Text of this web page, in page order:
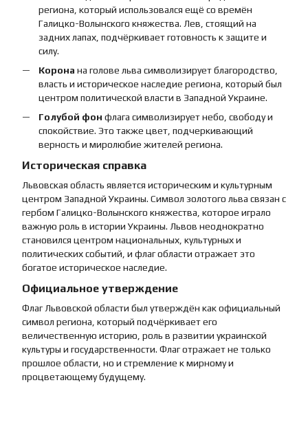
региона, который использовался ещё со времён
Галицко-Волынского княжества. Лев, стоящий на
задних лапах, подчёркивает готовность к защите и
силу.
Корона на голове льва символизирует благородство,
власть и историческое наследие региона, который был
центром политической власти в Западной Украине.
Голубой фон флага символизирует небо, свободу и
спокойствие. Это также цвет, подчеркивающий
верность и миролюбие жителей региона.
Историческая справка
Львовская область является историческим и культурным
центром Западной Украины. Символ золотого льва связан с
гербом Галицко-Волынского княжества, которое играло
важную роль в истории Украины. Львов неоднократно
становился центром национальных, культурных и
политических событий, и флаг области отражает это
богатое историческое наследие.
Официальное утверждение
Флаг Львовской области был утверждён как официальный
символ региона, который подчёркивает его
величественную историю, роль в развитии украинской
культуры и государственности. Флаг отражает не только
прошлое области, но и стремление к мирному и
процветающему будущему.